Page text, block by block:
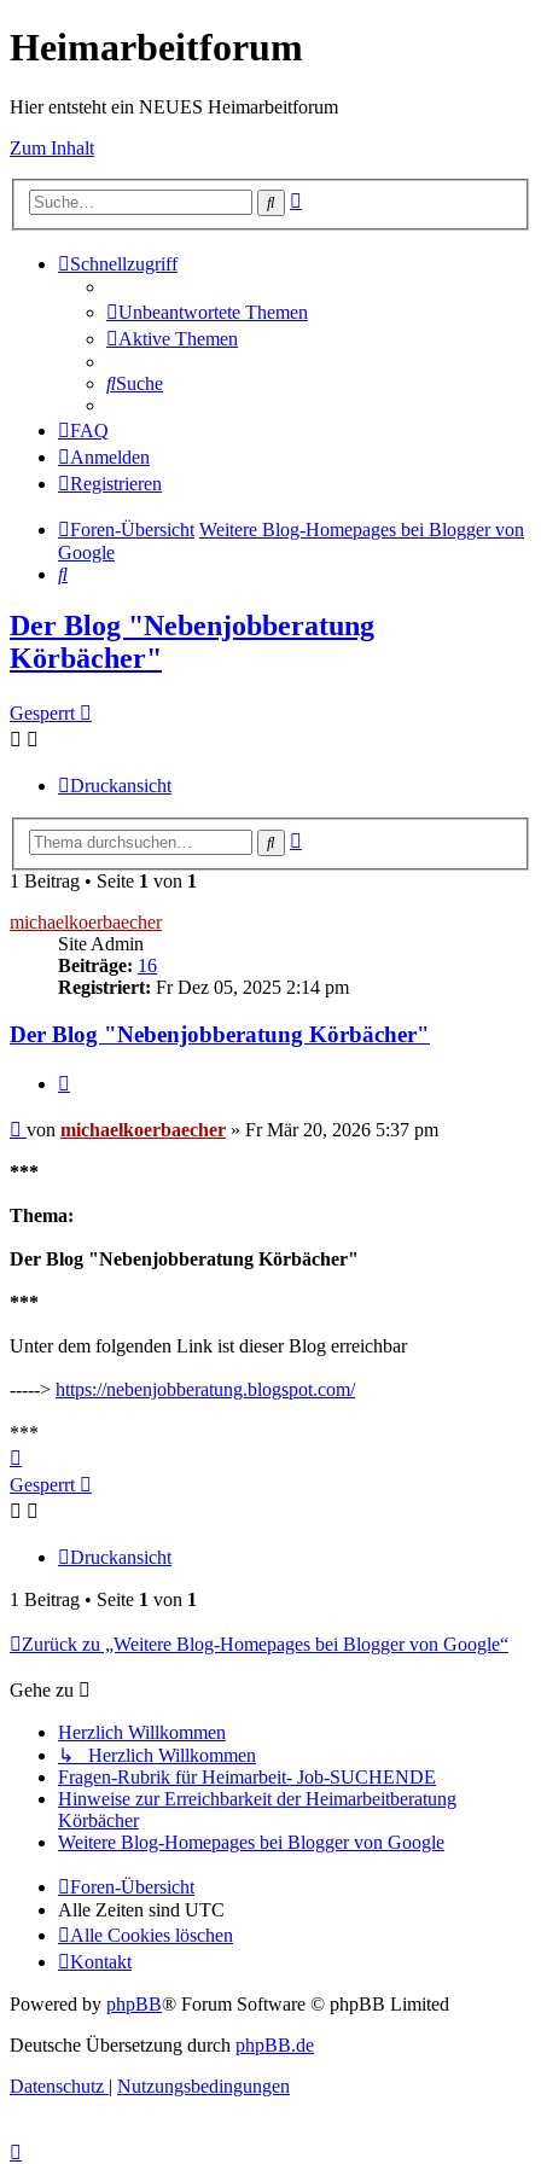
Heimarbeitforum
Hier entsteht ein NEUES Heimarbeitforum
Zum Inhalt
Suche
Schnellzugriff
Unbeantwortete Themen
Aktive Themen
Suche
FAQ
Anmelden
Registrieren
Foren-Übersicht Weitere Blog-Homepages bei Blogger von
Google
Suche
Der Blog "Nebenjobberatung
Körbächer"
Gesperrt
Druckansicht
Suche
1 Beitrag • Seite 1 von 1
michaelkoerbaecher
Site Admin
Beiträge: 16
Registriert: Fr Dez 05, 2025 2:14 pm
Der Blog "Nebenjobberatung Körbächer"
Beitrag
von michaelkoerbaecher » Fr Mär 20, 2026 5:37 pm
***
Thema:
Der Blog "Nebenjobberatung Körbächer"
***
Unter dem folgenden Link ist dieser Blog erreichbar
-----> https://nebenjobberatung.blogspot.com/
***
oben
Gesperrt
Druckansicht
1 Beitrag • Seite 1 von 1
Zurück zu „Weitere Blog-Homepages bei Blogger von Google“
Gehe zu
Herzlich Willkommen
↳ Herzlich Willkommen
Fragen-Rubrik für Heimarbeit- Job-SUCHENDE
Hinweise zur Erreichbarkeit der Heimarbeitberatung
Körbächer
Weitere Blog-Homepages bei Blogger von Google
Foren-Übersicht
Alle Zeiten sind UTC
Alle Cookies löschen
Kontakt
Powered by phpBB® Forum Software © phpBB Limited
Deutsche Übersetzung durch phpBB.de
Datenschutz | Nutzungsbedingungen